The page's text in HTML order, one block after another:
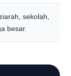
sekolah,
besar.